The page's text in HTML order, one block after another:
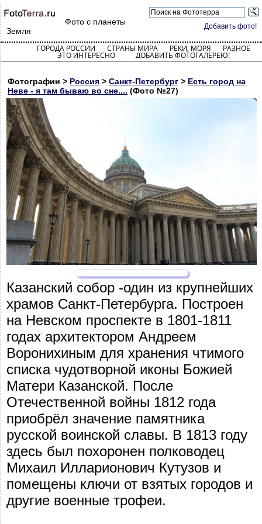
Добавить фото!
Фото с планеты
Земля
ГОРОДА РОССИИ СТРАНЫ МИРА РЕКИ, МОРЯ РАЗНОЕ
ЭТО ИНТЕРЕСНО ДОБАВИТЬ ФОТОГАЛЕРЕЮ!
Фотографии > Россия > Санкт-Петербург > Есть город на
Неве - я там бываю во сне.... (Фото №27)
Казанский собор -один из крупнейших
храмов Санкт-Петербурга. Построен
на Невском проспекте в 1801-1811
годах архитектором Андреем
Воронихиным для хранения чтимого
списка чудотворной иконы Божией
Матери Казанской. После
Отечественной войны 1812 года
приобрёл значение памятника
русской воинской славы. В 1813 году
здесь был похоронен полководец
Михаил Илларионович Кутузов и
помещены ключи от взятых городов и
другие военные трофеи.